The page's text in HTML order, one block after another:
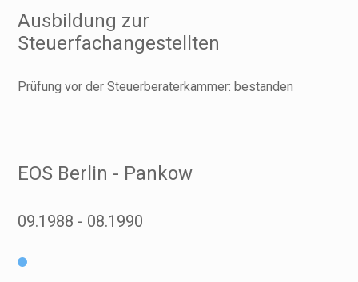
Ausbildung zur
Steuerfachangestellten
Prüfung vor der Steuerberaterkammer: bestanden
EOS Berlin - Pankow
09.1988 08.1990